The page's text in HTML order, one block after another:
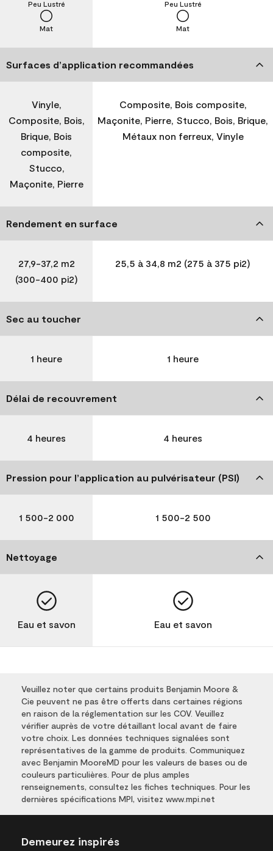
Mat
Peu Lustré
Mat
Peu Lustré
Surfaces d’application recommandées
Vinyle,
Composite, Bois,
Brique, Bois
composite,
Stucco,
Maçonite, Pierre
Composite, Bois composite,
Maçonite, Pierre, Stucco, Bois, Brique,
Métaux non ferreux, Vinyle
Rendement en surface
27,9-37,2 m2
(300-400 pi2)
25,5 à 34,8 m2 (275 à 375 pi2)
Sec au toucher
1 heure 1 heure
Délai de recouvrement
4 heures 4 heures
Pression pour l’application au pulvérisateur (PSI)
1 500-2 000 1 500-2 500
Nettoyage
Eau et savon Eau et savon
Veuillez noter que certains produits Benjamin Moore &
Cie peuvent ne pas être offerts dans certaines régions
en raison de la réglementation sur les COV. Veuillez
vérifier auprès de votre détaillant local avant de faire
votre choix. Les données techniques signalées sont
représentatives de la gamme de produits. Communiquez
avec Benjamin MooreMD pour les valeurs de bases ou de
couleurs particulières. Pour de plus amples
renseignements, consultez les fiches techniques. Pour les
dernières spécifications MPI, visitez www.mpi.net
Demeurez inspirés